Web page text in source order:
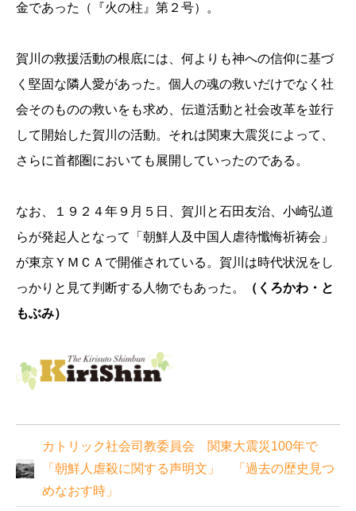
金であった（『火の柱』第２号）。
賀川の救援活動の根底には、何よりも神への信仰に基づ
く堅固な隣人愛があった。個人の魂の救いだけでなく社
会そのものの救いをも求め、伝道活動と社会改革を並行
して開始した賀川の活動。それは関東大震災によって、
さらに首都圏においても展開していったのである。
なお、１９２４年９月５日、賀川と石田友治、小崎弘道
らが発起人となって「朝鮮人及中国人虐待懺悔祈祷会」
が東京ＹＭＣＡで開催されている。賀川は時代状況をし
っかりと見て判断する人物でもあった。
（くろかわ・と
もぶみ）
カトリック社会司教委員会 関東大震災100年で
「朝鮮人虐殺に関する声明文」 「過去の歴史見つ
めなおす時」